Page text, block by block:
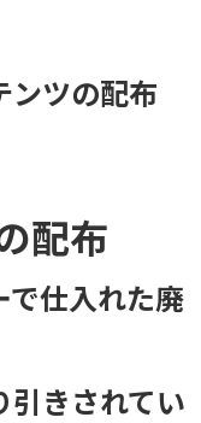
ンツの配布
配布
で仕入れた廃
きされてい